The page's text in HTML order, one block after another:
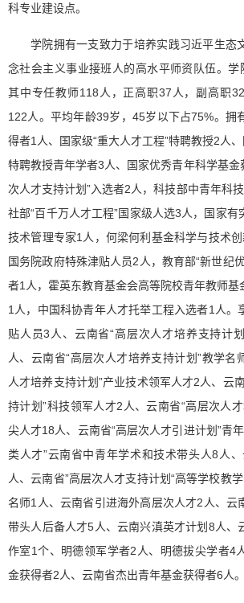
科专业建设点。
学院拥有一支致力于培养实践习近平生态
念社会主义事业接班人的高水平师资队伍。学
其中专任教师118人，正高职37人，副高职
122人。平均年龄39岁，45岁以下占75%。拥
得者1人、国家级“重大人才工程”特聘教授2人
特聘教授青年学者3人、国家优秀青年科学基金
次人才支持计划”入选者2人，科技部中青年科
社部“百千万人才工程”国家级人选3人，国家
技术管理专家1人，何梁何利基金科学与技术
国务院政府特殊津贴人员2人，教育部“新世纪
者1人，霍英东教育基金会高等院校青年教师基
1人，中国科协青年人才托举工程入选者1人。
贴人员3人、云南省“高层次人才培养支持计
人、云南省“高层次人才培养支持计划”教学名
人才培养支持计划”产业技术领军人才2人、云
持计划”科技领军人才2人、云南省“高层次人
尖人才18人、云南省“高层次人才引进计划”青
类人才”云南省中青年学术和技术带头人8人、
人、云南省”高层次人才支持计划“高等学校教
名师1人、云南省引进海外高层次人才2人、云
带头人后备人才5人、云南兴滇英才计划8人、
作室1个、明德领军学者2人、明德拔尖学者4
金获得者2人、云南省杰出青年基金获得者6人。